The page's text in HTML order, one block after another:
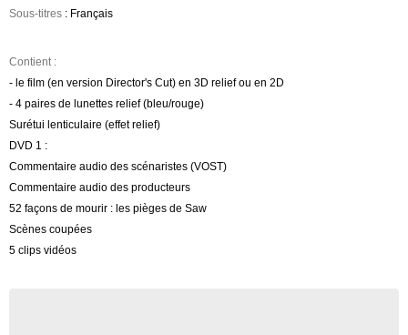
Sous-titres : Français
Contient :
- le film (en version Director's Cut) en 3D relief ou en 2D
- 4 paires de lunettes relief (bleu/rouge)
Surétui lenticulaire (effet relief)
DVD 1 :
Commentaire audio des scénaristes (VOST)
Commentaire audio des producteurs
52 façons de mourir : les pièges de Saw
Scènes coupées
5 clips vidéos